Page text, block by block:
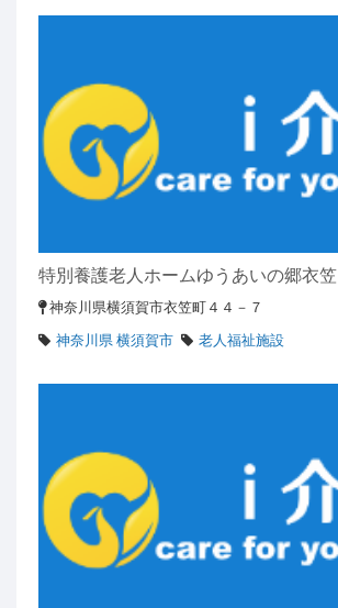
特別養護老人ホームゆうあいの郷衣笠
神奈川県横須賀市衣笠町４４－７
神奈川県 横須賀市
老人福祉施設